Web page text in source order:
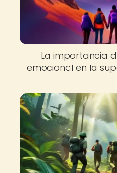
La importancia
emocional en la